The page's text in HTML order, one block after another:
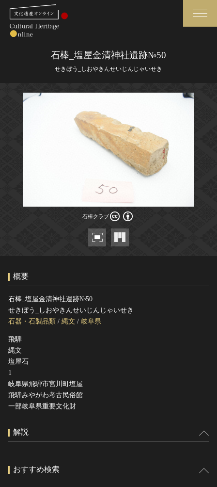
さらに詳細検索
全国の美術館・博物館
媒体資料・関連記事等
博物館、美術館の皆さまへ
文化庁よりご挨拶
今月のみどころ
お知らせ一覧
ヘルプ
このサイトについて
サイトのご意見はこちら
文化遺産データベース
石棒_塩屋金清神社遺跡№50
せきぼう_しおやきんせいじんじゃいせき
石棒クラブ
石棒クラブ
概要
石棒_塩屋金清神社遺跡№50
せきぼう_しおやきんせいじんじゃいせき
石器・石製品類 / 縄文 / 岐阜県
飛騨
縄文
塩屋石
1
岐阜県飛騨市宮川町塩屋
飛騨みやがわ考古民俗館
一部岐阜県重要文化財
解説
おすすめ検索